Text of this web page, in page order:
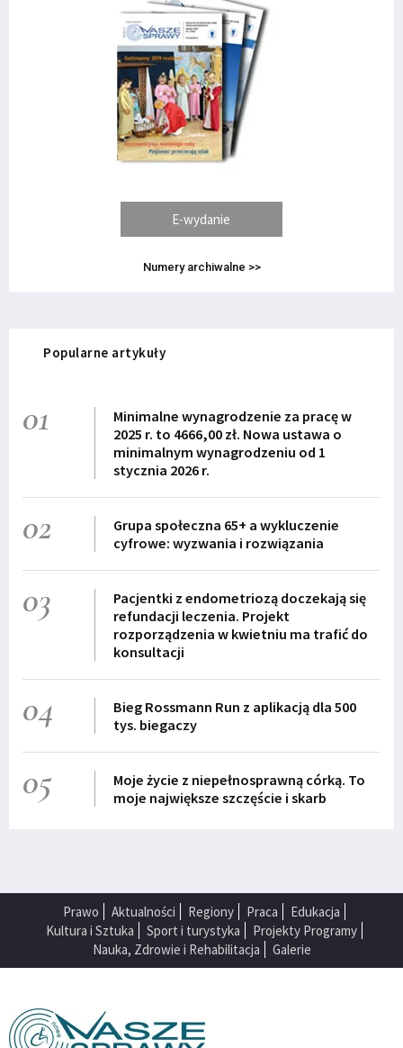
E-wydanie
Numery archiwalne >>
Popularne artykuły
01
Minimalne wynagrodzenie za pracę w
2025 r. to 4666,00 zł. Nowa ustawa o
minimalnym wynagrodzeniu od 1
stycznia 2026 r.
02
Grupa społeczna 65+ a wykluczenie
cyfrowe: wyzwania i rozwiązania
03
Pacjentki z endometriozą doczekają się
refundacji leczenia. Projekt
rozporządzenia w kwietniu ma trafić do
konsultacji
04
Bieg Rossmann Run z aplikacją dla 500
tys. biegaczy
05
Moje życie z niepełnosprawną córką. To
moje największe szczęście i skarb
Prawo Aktualności Regiony Praca
Edukacja
Kultura i Sztuka
Sport i turystyka
Projekty Programy
Nauka, Zdrowie i Rehabilitacja
Galerie